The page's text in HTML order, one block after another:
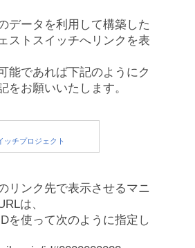
データを利用して構築した
ストスイッチへリンクを表
能であれば下記のようにク
をお願いいたします。
リンク先で表示させるマニ
は、
を使って次のように指定し